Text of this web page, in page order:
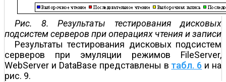
Рис. 8. Результаты тестирования дисковых
подсистем серверов при операциях чтения и записи
Результаты тестирования дисковых подсистем
серверов при эмуляции режимов FileServer,
WebServer и DataBase представлены в табл. 6 и на
рис. 9.